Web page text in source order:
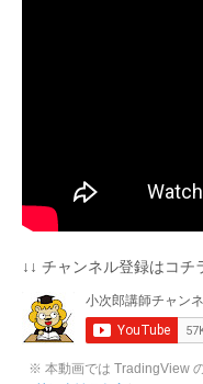
↓↓ チャンネル登録はコチ
※ 本動画では TradingView